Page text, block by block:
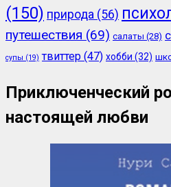
(150) природа (56)
путешествия (69) салаты (28)
супы (19) твиттер (47) хобби (32)
Приключенческий
настоящей любви